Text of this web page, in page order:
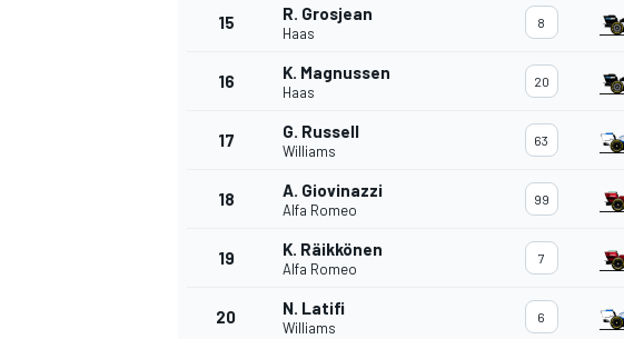
15 R. Grosjean
Haas
8
16 K. Magnussen
Haas
20
17 G. Russell
Williams
63
18 A. Giovinazzi
Alfa Romeo
99
19 K. Räikkönen
Alfa Romeo
7
20 N. Latifi
Williams
6